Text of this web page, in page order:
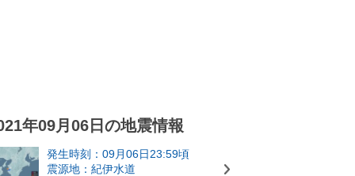
年09月06日の地震情報
発生時刻：09月06日23:59頃
震源地：紀伊水道